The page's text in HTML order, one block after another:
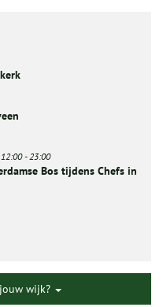
12:00-23:00
Bos tijdens Chefs in
wijk?